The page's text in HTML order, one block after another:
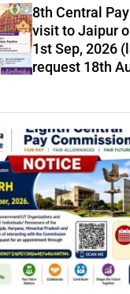
8th Central
visit to Jaipur
1st Sep, 2026
request 18th